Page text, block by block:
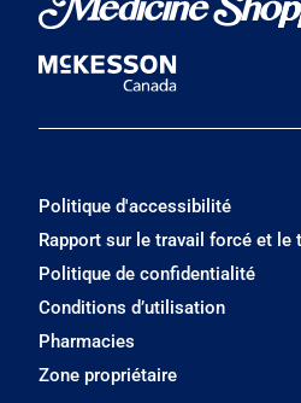
Politique d'accessibilité
Rapport sur le travail forcé et le
Politique de confidentialité
Conditions d’utilisation
Pharmacies
Zone propriétaire